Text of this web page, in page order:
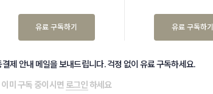
유료 구독하기 유료 구독하기
제 안내 메일을 보내드립니다. 걱정 없이 유료 구독하세요.
이미 구독 중이시면 로그인하세요